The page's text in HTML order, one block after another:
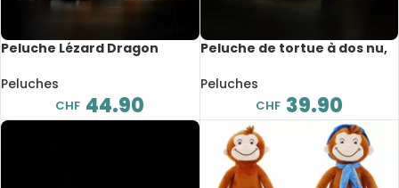
Peluche Lézard Dragon
Peluches
CHF 44.90
Peluche de tortue à dos nu,
cm
Peluches
CHF 39.90